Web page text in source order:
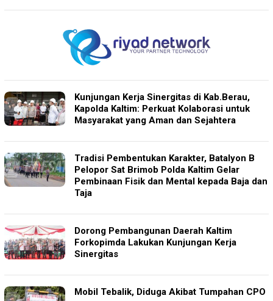
Kunjungan Kerja Sinergitas di Kab.Berau,
Kapolda Kaltim: Perkuat Kolaborasi untuk
Masyarakat yang Aman dan Sejahtera
Tradisi Pembentukan Karakter, Batalyon B
Pelopor Sat Brimob Polda Kaltim Gelar
Pembinaan Fisik dan Mental kepada Baja dan
Taja
Dorong Pembangunan Daerah Kaltim
Forkopimda Lakukan Kunjungan Kerja
Sinergitas
Mobil Tebalik, Diduga Akibat Tumpahan CPO